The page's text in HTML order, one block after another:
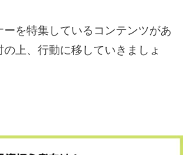
を特集しているコンテンツがあ
上、行動に移していきましょ